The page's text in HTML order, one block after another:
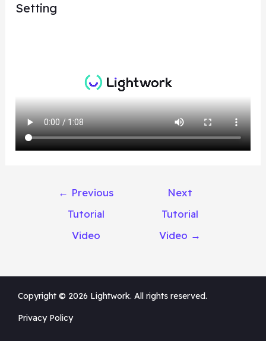
Setting
← Previous
Tutorial
Video
Next
Tutorial
Video →
Copyright © 2026 Lightwork. All rights reserved.
Privacy Policy